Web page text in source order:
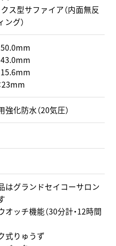
クス型サファイア（内面無反
グ）
50.0mm
43.0mm
15.6mm
23mm
強化防水（20気圧）
はグランドセイコーサロン
オッチ機能（30分計・12時間
式りゅうず